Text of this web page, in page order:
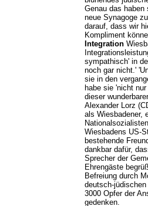
Genau das
neue Synagoge
darauf, dass wir
Kompliment
Integration
sympathisch' in
noch gar nicht.'
sie in den
habe sie 'nicht
dieser
Alexander Lorz
als Wiesbadener,
Wiesbadens US-
bestehende
dankbar dafür,
Sprecher der
Ehrengäste
Befreiung durch
deutsch-
3000 Opfer der
gedenken.